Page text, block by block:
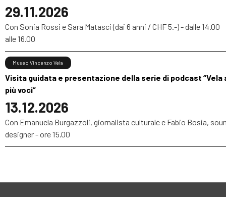
29.11.2026
Con Sonia Rossi e Sara Matasci (dai 6 anni / CHF 5.-) - dalle 14.00
alle 16.00
Visita guidata e presentazione della serie di podcast “Vela
più voci”
13.12.2026
Museo Vincenzo Vela
Con Emanuela Burgazzoli, giornalista culturale e Fabio Bosia,
designer - ore 15.00